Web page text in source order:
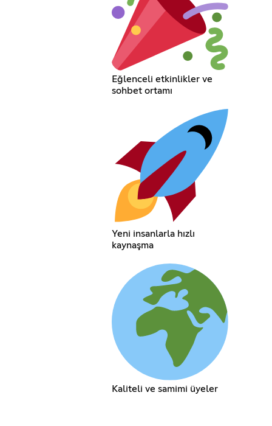
Eğlenceli etkinlikler ve
sohbet ortamı
Yeni insanlarla hızlı
kaynaşma
Kaliteli ve samimi üyeler